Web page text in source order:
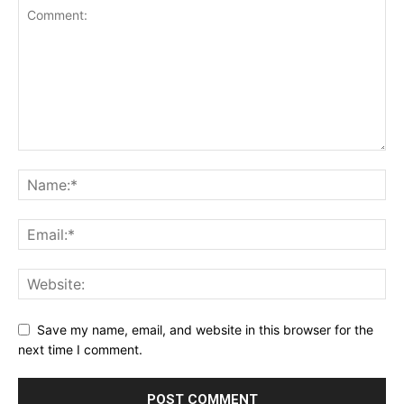
Save my name, email, and website in this browser for the
next time I comment.